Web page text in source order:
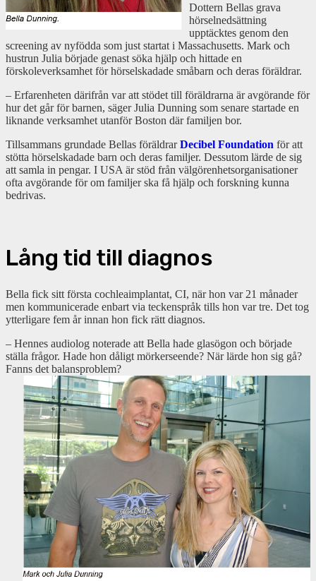
Dottern Bellas grava
hörselnedsättning
upptäcktes genom den
screening av nyfödda som just startat i Massachusetts. Mark och
hustrun Julia började genast söka hjälp och hittade en
förskoleverksamhet för hörselskadade småbarn och deras föräldrar.
– Erfarenheten därifrån var att stödet till föräldrarna är avgörande för
hur det går för barnen, säger Julia Dunning som senare startade en
liknande verksamhet utanför Boston där familjen bor.
Tillsammans grundade Bellas föräldrarDecibel Foundation för att
stötta hörselskadade barn och deras familjer. Dessutom lärde de sig
att samla in pengar. I USA är stöd från välgörenhetsorganisationer
ofta avgörande för om familjer ska få hjälp och forskning kunna
bedrivas.
Lång tid till diagnos
Bella fick sitt första cochleaimplantat, CI, när hon var 21 månader
men kommunicerade enbart via teckenspråk tills hon var tre. Det tog
ytterligare fem år innan hon fick rätt diagnos.
– Hennes audiolog noterade att Bella hade glasögon och började
ställa frågor. Hade hon dåligt mörkerseende? När lärde hon sig gå?
Fanns det balansproblem?